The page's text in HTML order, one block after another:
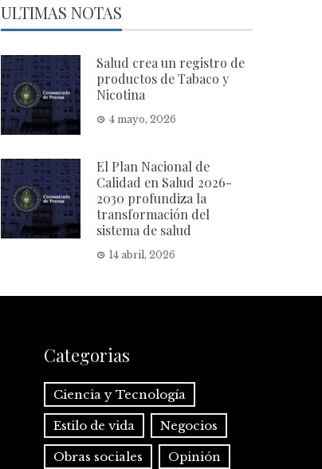
ULTIMAS NOTAS
Salud crea un registro de
productos de Tabaco y
Nicotina
4 mayo, 2026
El Plan Nacional de
Calidad en Salud 2026-
2030 profundiza la
transformación del
sistema de salud
14 abril, 2026
Categorias
Ciencia y Tecnología
Estilo de vida Negocios
Obras sociales Opinión